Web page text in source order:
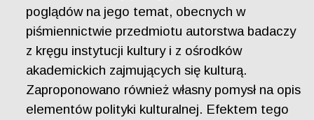
poglądów na jego temat, obecnych w
piśmiennictwie przedmiotu autorstwa badaczy
z kręgu instytucji kultury i z ośrodków
akademickich zajmujących się kulturą.
Zaproponowano również własny pomysł na opis
elementów polityki kulturalnej. Efektem tego